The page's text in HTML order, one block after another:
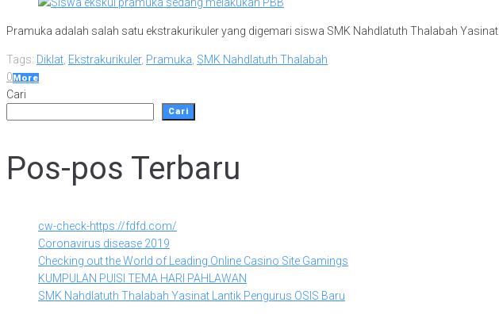
Pramuka adalah salah satu ekstrakurikuler yang digemari siswa SMK Nahdlatuth Thalabah Yasinat.
Tags: Diklat Ekstrakurikuler, Pramuka SMK Nahdlatuth Thalabah
0More
Cari
Cari
Pos-pos Terbaru
cw-check-https://fdfd.com/
Coronavirus disease 2019
Checking out the World of Leading Online Casino Site Gamings
KUMPULAN PUISI TEMA HARI PAHLAWAN
SMK Nahdlatuth Thalabah Yasinat Lantik Pengurus OSIS Baru